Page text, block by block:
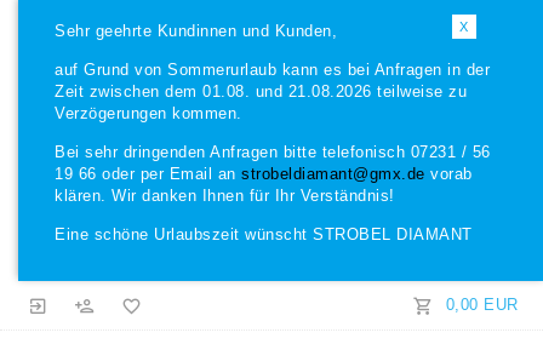
X
Sehr geehrte Kundinnen und Kunden,
auf Grund von Sommerurlaub kann es bei Anfragen in der
Zeit zwischen dem 01.08. und 21.08.2026 teilweise zu
Verzögerungen kommen.
Bei sehr dringenden Anfragen bitte telefonisch 07231 / 56
19 66 oder per Email an strobeldiamant@gmx.de vorab
klären. Wir danken Ihnen für Ihr Verständnis!
Eine schöne Urlaubszeit wünscht STROBEL DIAMANT
0,00 EUR